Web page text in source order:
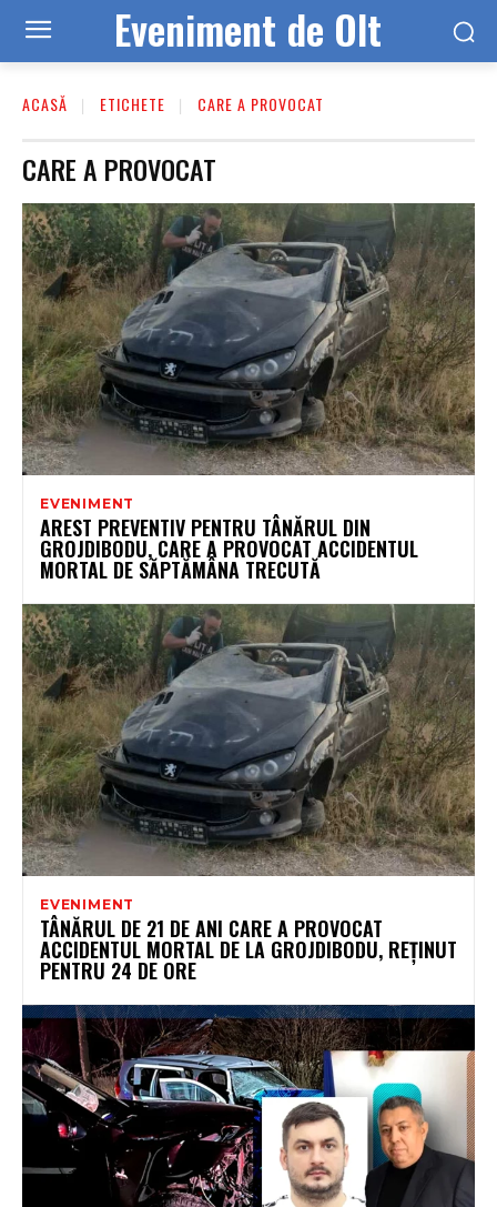
Eveniment de Olt
ACASĂ ETICHETE CARE A PROVOCAT
CARE A PROVOCAT
EVENIMENT
AREST PREVENTIV PENTRU TÂNĂRUL DIN
GROJDIBODU, CARE A PROVOCAT ACCIDENTUL
MORTAL DE SĂPTĂMÂNA TRECUTĂ
EVENIMENT
TÂNĂRUL DE 21 DE ANI CARE A PROVOCAT
ACCIDENTUL MORTAL DE LA GROJDIBODU, REȚINUT
PENTRU 24 DE ORE